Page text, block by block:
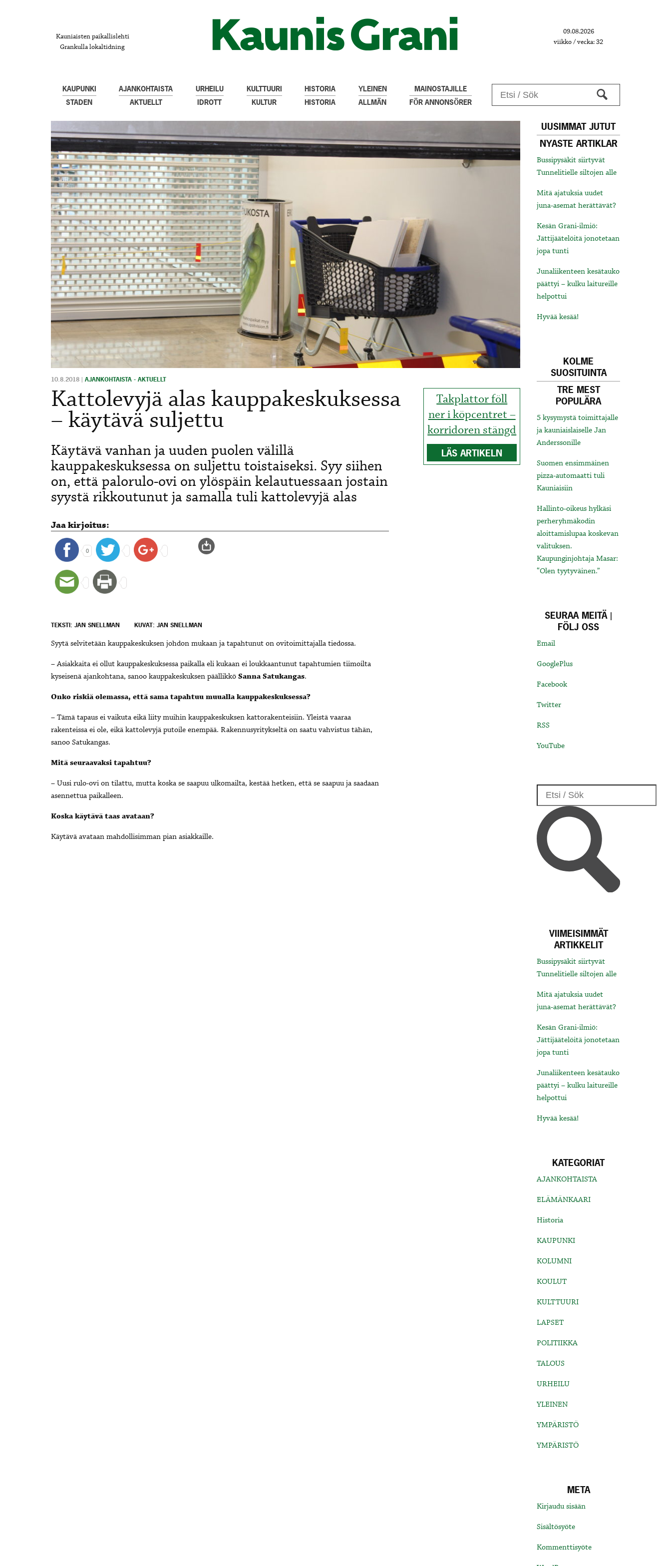
Kauniaisten paikallislehti
Grankulla lokaltidning
09.08.2026
viikko / vecka: 32
KAUPUNKI
STADEN
AJANKOHTAISTA
AKTUELLT
URHEILU
IDROTT
KULTTUURI
KULTUR
HISTORIA
HISTORIA
YLEINEN
ALLMÄN
MAINOSTAJILLE
FÖR ANNONSÖRER
Takplattor föll
ner i köpcentret –
korridoren stängd
LÄS ARTIKELN
10.8.2018 | AJANKOHTAISTA - AKTUELLT
Kattolevyjä alas kauppakeskuksessa
– käytävä suljettu
Käytävä vanhan ja uuden puolen välillä
kauppakeskuksessa on suljettu toistaiseksi. Syy siihen
on, että palorulo-ovi on ylöspäin kelautuessaan jostain
syystä rikkoutunut ja samalla tuli kattolevyjä alas
Jaa kirjoitus:
0
TEKSTI: JAN SNELLMAN KUVAT: JAN SNELLMAN
Syytä selvitetään kauppakeskuksen johdon mukaan ja tapahtunut on ovitoimittajalla tiedossa.
–Asiakkaita ei ollut kauppakeskuksessa paikalla eli kukaan ei loukkaantunut tapahtumien tiimoilta
kyseisenä ajankohtana, sanoo kauppakeskuksen päällikkö Sanna Satukangas.
Onko riskiä olemassa, että sama tapahtuu muualla kauppakeskuksessa?
– Tämä tapaus ei vaikuta eikä liity muihin kauppakeskuksen kattorakenteisiin. Yleistä vaaraa
rakenteissa ei ole, eikä kattolevyjä putoile enempää. Rakennusyritykseltä on saatu vahvistus tähän,
sanoo Satukangas.
Mitä seuraavaksi tapahtuu?
– Uusi rulo-ovi on tilattu, mutta koska se saapuu ulkomailta, kestää hetken, että se saapuu ja saadaan
asennettua paikalleen.
Koska käytävä taas avataan?
Käytävä avataan mahdollisimman pian asiakkaille.
UUSIMMAT JUTUT
NYASTE ARTIKLAR
Bussipysäkit siirtyvät
Tunnelitielle siltojen alle
Mitä ajatuksia uudet
juna-asemat herättävät?
Kesän Grani-ilmiö:
Jättijäätelöitä jonotetaan
jopa tunti
Junaliikenteen kesätauko
päättyi – kulku laitureille
helpottui
Hyvää kesää!
KOLME
SUOSITUINTA
TRE MEST
POPULÄRA
5 kysymystä toimittajalle
ja kauniaislaiselle Jan
Anderssonille
Suomen ensimmäinen
pizza-automaatti tuli
Kauniaisiin
Hallinto-oikeus hylkäsi
perheryhmäkodin
aloittamislupaa koskevan
valituksen.
Kaupunginjohtaja Masar:
“Olen tyytyväinen.”
SEURAA MEITÄ |
FÖLJ OSS
Email
GooglePlus
Facebook
Twitter
RSS
YouTube
VIIMEISIMMÄT
ARTIKKELIT
Bussipysäkit siirtyvät
Tunnelitielle siltojen alle
Mitä ajatuksia uudet
juna-asemat herättävät?
Kesän Grani-ilmiö:
Jättijäätelöitä jonotetaan
jopa tunti
Junaliikenteen kesätauko
päättyi – kulku laitureille
helpottui
Hyvää kesää!
KATEGORIAT
AJANKOHTAISTA
ELÄMÄNKAARI
Historia
KAUPUNKI
KOLUMNI
KOULUT
KULTTUURI
LAPSET
POLITIIKKA
TALOUS
URHEILU
YLEINEN
YMPÄRISTÖ
YMPÄRISTÖ
META
Kirjaudu sisään
Sisältösyöte
Kommenttisyöte